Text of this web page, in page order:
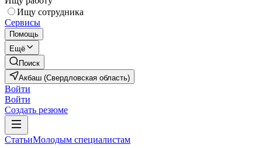
Ищу сотрудника
Сервисы
Помощь
Ещё
Поиск
Акбаш (Свердловская область)
Войти
Войти
Создать резюме
СтатьиМолодым специалистам